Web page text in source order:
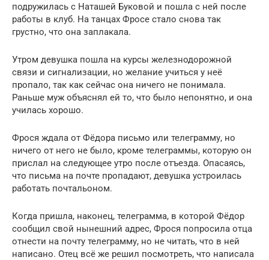
подружилась с Наташей Буковой и пошла с ней после
работы в клуб. На танцах Фросе стало снова так
грустно, что она заплакала.
Утром девушка пошла на курсы железнодорожной
связи и сигнализации, но желание учиться у неё
пропало, так как сейчас она ничего не понимала.
Раньше муж объяснял ей то, что было непонятно, и она
училась хорошо.
Фрося ждала от Фёдора письмо или телеграмму, но
ничего от него не было, кроме телеграммы, которую он
прислал на следующее утро после отъезда. Опасаясь,
что письма на почте пропадают, девушка устроилась
работать почтальоном.
Когда пришла, наконец, телеграмма, в которой Фёдор
сообщил свой нынешний адрес, Фрося попросила отца
отнести на почту телеграмму, но не читать, что в ней
написано. Отец всё же решил посмотреть, что написала